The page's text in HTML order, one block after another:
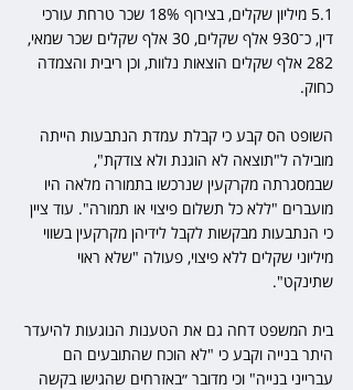
5.1 מיליון שקלים, בצירוף 18% שכר טרחת עורכי
דין, כ־930 אלף שקלים, 30 אלף שקלים שכר שמאי,
282 אלף שקלים הוצאות נלוות, וכן ריבית והצמדה
כחוק.
השופט הס קבע כי קבלת עמדת הנתבעות הייתה
מובילה ל"תוצאה לא הוגנת ולא צודקת",
שבמסגרתה מקרקעין שנרכשו בתמורה מלאה היו
מועברים "ללא כל תשלום פיצוי או תמורה". עוד ציין
כי הנתבעות מבקשות לקבל לידיהן מקרקעין בשווי
מיליוני שקלים ללא פיצוי, פעולה "שלא ראוי
שתינקט".
בית המשפט דחה גם את הטענות הנוגעות להיעדר
היתר בנייה וקבע כי "לא הוכח שהתובעים הם
עברייני בנייה" וכי מדובר ״באזרחים שהגישו בקשה